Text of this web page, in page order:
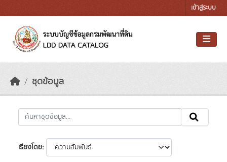
เข้าสู่ระบบ
ชุดข้อมูล
เรียงโดย